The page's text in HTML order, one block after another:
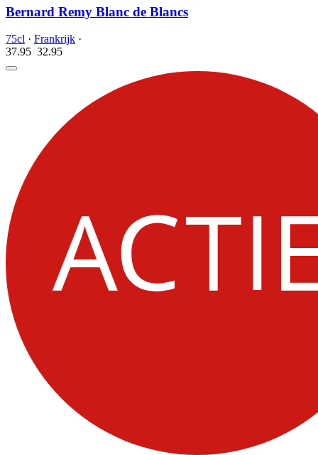
Bernard Remy Blanc de Blancs
75cl · Frankrijk ·
37.95 32.95